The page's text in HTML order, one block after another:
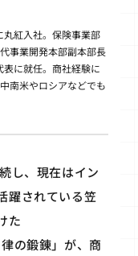
紅入社。保険事業部
事業開発本部副本部長
に就任。商社経験に
南米やロシアなどでも
し、現在はイン
躍されている笠
た
の鍛錬」が、商